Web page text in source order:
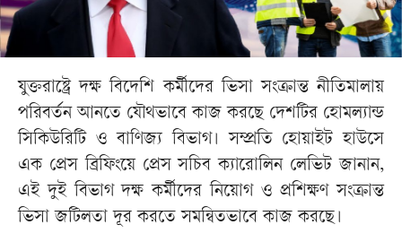
যুক্তরাষ্ট্রে দক্ষ বিদেশি কর্মীদের ভিসা সংক্রান্ত নীতিমালায়
পরিবর্তন আনতে যৌথভাবে কাজ করছে দেশটির হোমল্যান্ড
সিকিউরিটি ও বাণিজ্য বিভাগ। সম্প্রতি হোয়াইট হাউসে
এক প্রেস ব্রিফিংয়ে প্রেস সচিব ক্যারোলিন লেভিট জানান,
এই দুই বিভাগ দক্ষ কর্মীদের নিয়োগ ও প্রশিক্ষণ সংক্রান্ত
ভিসা জটিলতা দূর করতে সমন্বিতভাবে কাজ করছে।